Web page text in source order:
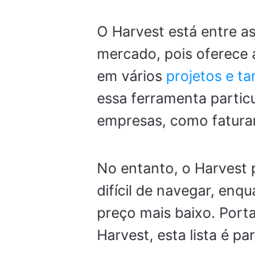
O Harvest está entre as
mercado, pois oferece
em vários projetos e
essa ferramenta
empresas, como
No entanto, o Harvest
difícil de navegar,
preço mais baixo.
Harvest, esta lista é